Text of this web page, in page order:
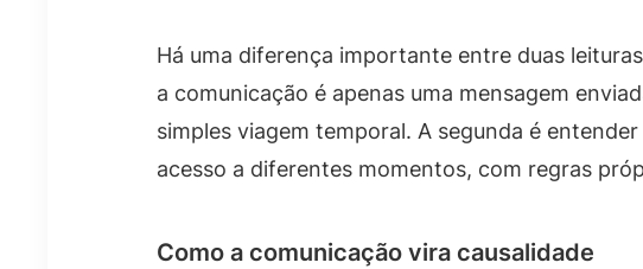
Há uma diferença importante entre duas
a comunicação é apenas uma mensagem
simples viagem temporal. A segunda é
acesso a diferentes momentos, com regras
Como a comunicação vira causalidade